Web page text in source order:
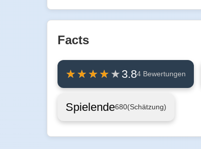
Facts
3.84 Bewertungen
Spielende680(Schätzung)